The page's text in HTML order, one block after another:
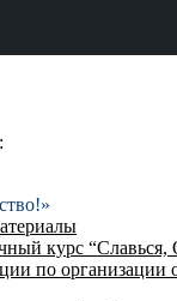
курс “Славься,
по организации